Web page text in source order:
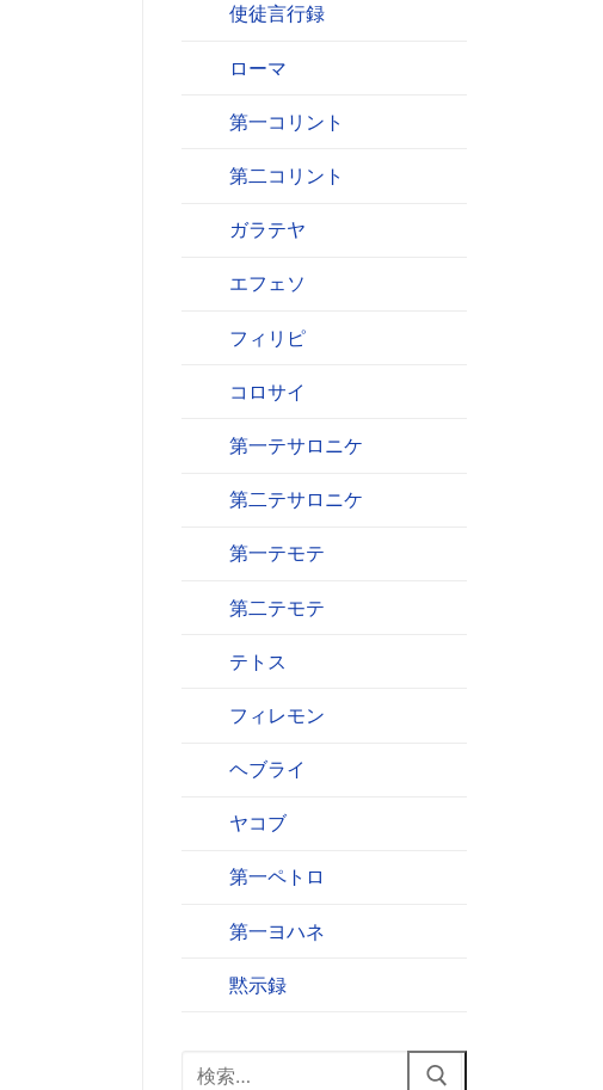
使徒言行録
ローマ
第一コリント
第二コリント
ガラテヤ
エフェソ
フィリピ
コロサイ
第一テサロニケ
第二テサロニケ
第一テモテ
第二テモテ
テトス
フィレモン
ヘブライ
ヤコブ
第一ペトロ
第一ヨハネ
黙示録